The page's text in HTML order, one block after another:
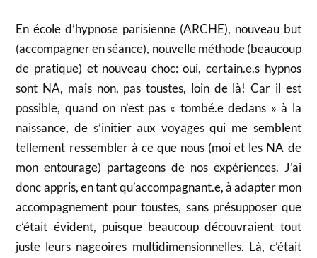
En école d’hypnose parisienne (ARCHE), nouveau but
(accompagner en séance), nouvelle méthode (beaucoup
de pratique) et nouveau choc: oui, certain.e.s hypnos
sont NA, mais non, pas toustes, loin de là! Car il est
possible, quand on n’est pas « tombé.e dedans » à la
naissance, de s’initier aux voyages qui me semblent
tellement ressembler à ce que nous (moi et les NA de
mon entourage) partageons de nos expériences. J’ai
donc appris, en tant qu’accompagnant.e, à adapter mon
accompagnement pour toustes, sans présupposer que
c’était évident, puisque beaucoup découvraient tout
juste leurs nageoires multidimensionnelles. Là, c’était